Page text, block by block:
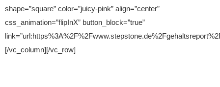
shape=”square” color=”juicy-pink” align=”center”
css_animation=”flipInX” button_block=”true”
[/vc_column][/vc_row]